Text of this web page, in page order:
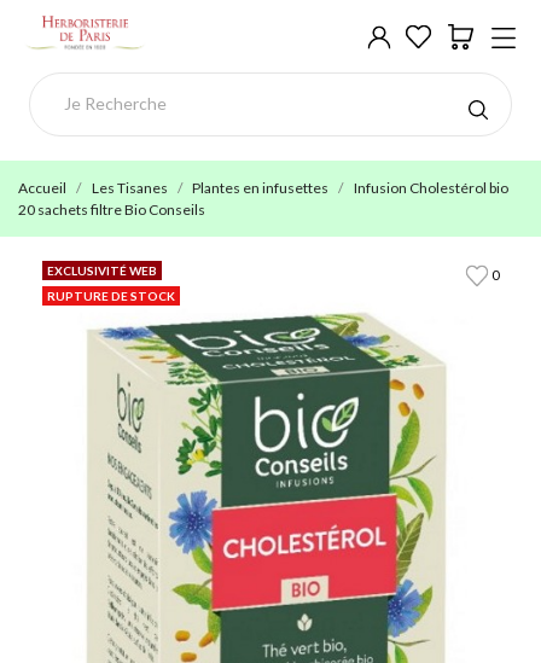
Accueil Les Tisanes Plantes en infusettes
Infusion Cholestérol bio
20 sachets filtre Bio Conseils
0
EXCLUSIVITÉ WEB
RUPTURE DE STOCK